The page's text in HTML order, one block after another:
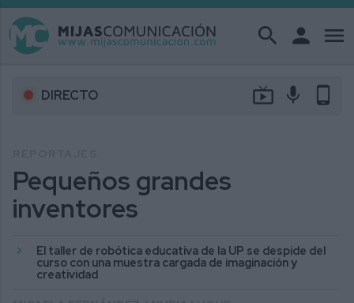
search person menu
DIRECTO live_tv mic phone_android
Pequeños grandes
inventores
El taller de robótica educativa de la UP se despide del
curso con una muestra cargada de imaginación y
creatividad